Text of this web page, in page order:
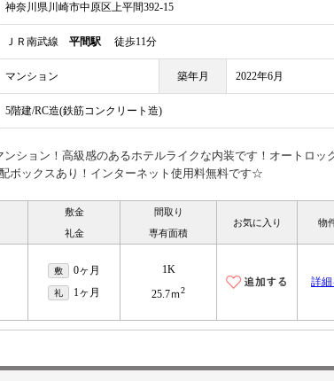
神奈川県川崎市中原区上平間392-15
ＪＲ南武線 平間駅 徒歩11分
マンション 築年月 2022年6月
5階建/RC造(鉄筋コンクリート造)
ション！高級感のあるホテルライクな内装です！オートロッ
ボックスあり！インターネット使用料無料です☆
敷金
礼金
間取り
専有面積
お気に入り 物
敷 0ヶ月
礼 1ヶ月
1K
25.7ｍ2
詳細